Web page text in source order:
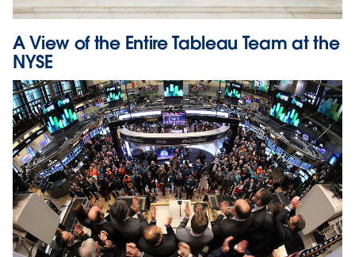
A View of the Entire Tableau Team at the
NYSE